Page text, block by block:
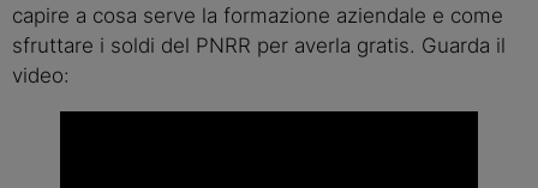
capire a cosa serve la formazione aziendale e come
sfruttare i soldi del PNRR per averla gratis. Guarda il
video: